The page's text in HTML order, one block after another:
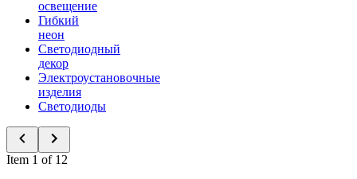
освещение
Гибкий
неон
Светодиодный
декор
Электроустановочные
изделия
Светодиоды
Item 1 of 12